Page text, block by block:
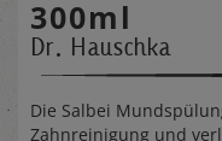
300ml
Dr. Hauschka
Die Salbei
Zahnreinigung und